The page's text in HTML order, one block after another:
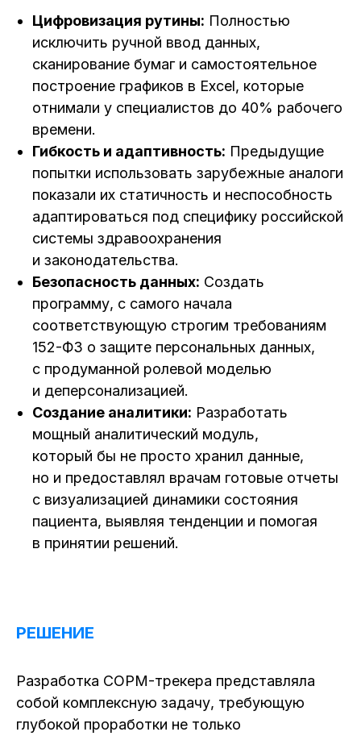
Цифровизация рутины: Полностью
исключить ручной ввод данных,
сканирование бумаг и самостоятельное
построение графиков в Excel, которые
отнимали у специалистов до 40% рабочего
времени.
Гибкость и адаптивность: Предыдущие
попытки использовать зарубежные аналоги
показали их статичность и неспособность
адаптироваться под специфику российской
системы здравоохранения
и законодательства.
Безопасность данных: Создать
программу, с самого начала
соответствующую строгим требованиям
152-ФЗ о защите персональных данных,
с продуманной ролевой моделью
и деперсонализацией.
Создание аналитики: Разработать
мощный аналитический модуль,
который бы не просто хранил данные,
но и предоставлял врачам готовые отчеты
с визуализацией динамики состояния
пациента, выявляя тенденции и помогая
в принятии решений.
РЕШЕНИЕ
Разработка COPM-трекера представляла
собой комплексную задачу, требующую
глубокой проработки не только